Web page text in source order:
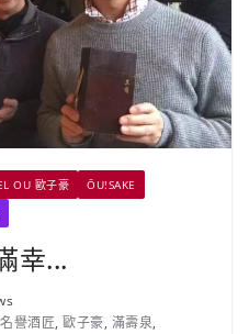
OU 歐子豪
ŌU!SAKE
幸...
名譽酒匠, 歐子豪, 滿壽泉,